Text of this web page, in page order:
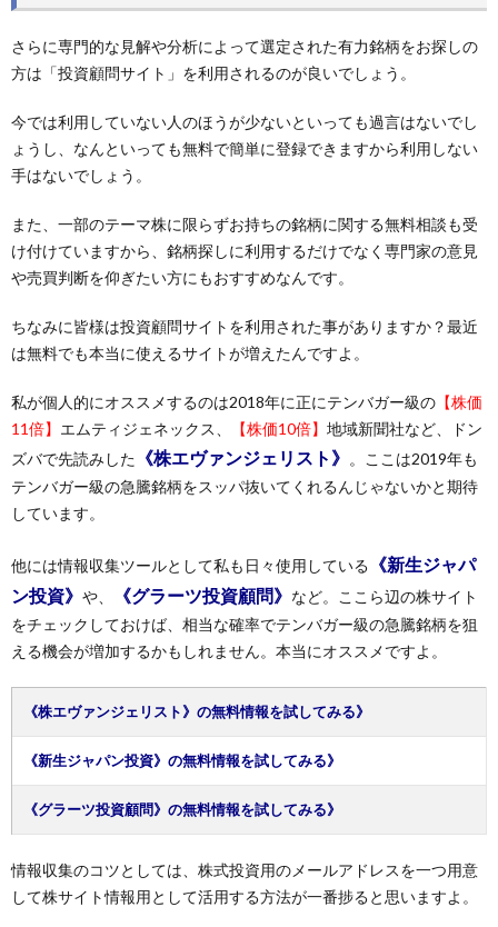
さらに専門的な見解や分析によって選定された有力銘柄をお探しの
方は「投資顧問サイト」を利用されるのが良いでしょう。
今では利用していない人のほうが少ないといっても過言はないでし
ょうし、なんといっても無料で簡単に登録できますから利用しない
手はないでしょう。
また、一部のテーマ株に限らずお持ちの銘柄に関する無料相談も受
け付けていますから、銘柄探しに利用するだけでなく専門家の意見
や売買判断を仰ぎたい方にもおすすめなんです。
ちなみに皆様は投資顧問サイトを利用された事がありますか？最近
は無料でも本当に使えるサイトが増えたんですよ。
私が個人的にオススメするのは2018年に正にテンバガー級の 【株価
11倍】 エムティジェネックス、 【株価10倍】 地域新聞社など、ドン
ズバで先読みした 《株エヴァンジェリスト》 。ここは2019年も
テンバガー級の急騰銘柄をスッパ抜いてくれるんじゃないかと期待
しています。
他には情報収集ツールとして私も日々使用している 《新生ジャパ
ン投資》 や、 《グラーツ投資顧問》 など。ここら辺の株サイト
をチェックしておけば、相当な確率でテンバガー級の急騰銘柄を狙
える機会が増加するかもしれません。本当にオススメですよ。
《株エヴァンジェリスト》の無料情報を試してみる》
《新生ジャパン投資》の無料情報を試してみる》
《グラーツ投資顧問》の無料情報を試してみる》
情報収集のコツとしては、株式投資用のメールアドレスを一つ用意
して株サイト情報用として活用する方法が一番捗ると思いますよ。